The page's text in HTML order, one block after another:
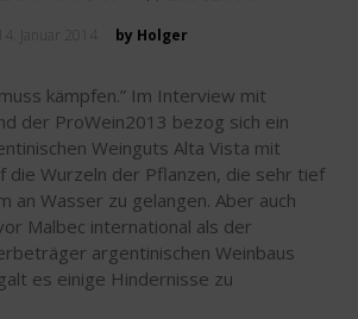
Posted
14. Januar 2014 by Holger
kämpfen.” Im Interview mit
der ProWein2013 bezog sich ein
Weinguts Alta Vista mit
die Wurzeln der Pflanzen, die sehr tief
an Wasser zu gelangen. Aber auch
Malbec international als der
argentinischen Weinbaus
es einige Hindernisse zu